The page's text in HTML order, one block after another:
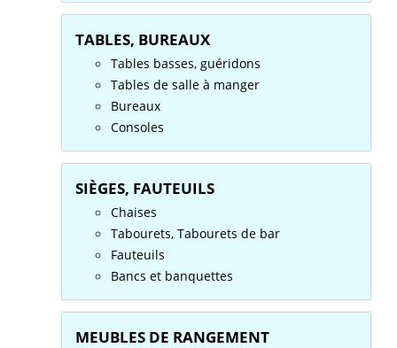
TABLES, BUREAUX
Tables basses, guéridons
Tables de salle à manger
Bureaux
Consoles
SIÈGES, FAUTEUILS
Chaises
Tabourets, Tabourets de bar
Fauteuils
Bancs et banquettes
MEUBLES DE RANGEMENT